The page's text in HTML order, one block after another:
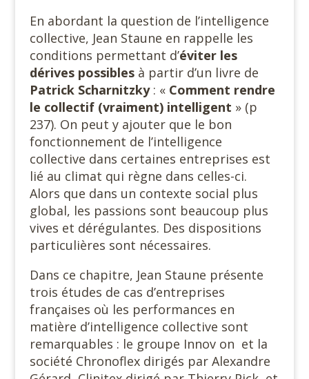
En abordant la question de l’intelligence
collective, Jean Staune en rappelle les
conditions permettant d’éviter les
dérives possibles à partir d’un livre de
Patrick Scharnitzky : « Comment rendre
le collectif (vraiment) intelligent » (p
237). On peut y ajouter que le bon
fonctionnement de l’intelligence
collective dans certaines entreprises est
lié au climat qui règne dans celles-ci.
Alors que dans un contexte social plus
global, les passions sont beaucoup plus
vives et dérégulantes. Des dispositions
particulières sont nécessaires.
Dans ce chapitre, Jean Staune présente
trois études de cas d’entreprises
françaises où les performances en
matière d’intelligence collective sont
remarquables : le groupe Innov on et la
société Chronoflex dirigés par Alexandre